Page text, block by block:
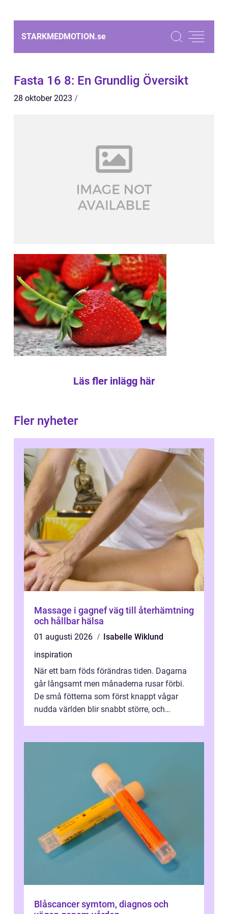
STARKMEDMOTION.se
Fasta 16 8: En Grundlig Översikt
28 oktober 2023
Läs fler inlägg här
Fler nyheter
Massage i gagnef väg till återhämtning
och hållbar hälsa
01 augusti 2026
Isabelle Wiklund
inspiration
När ett barn föds förändras tiden. Dagarna
går långsamt men månaderna rusar förbi.
De små fötterna som först knappt vågar
nudda världen blir snabbt större, och
Blåscancer symtom, diagnos och